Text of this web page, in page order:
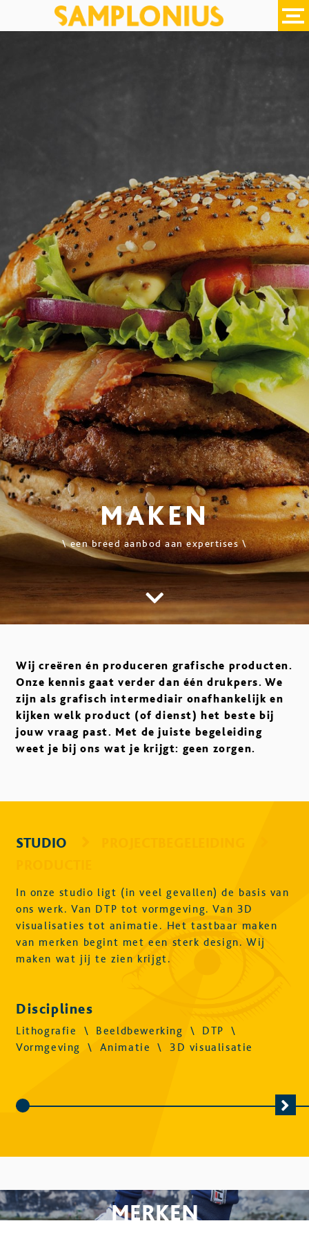
MAKEN
\ een breed aanbod aan expertises \
Wij creëren én produceren grafische producten.
Onze kennis gaat verder dan één drukpers. We
zijn als grafisch intermediair onafhankelijk en
kijken welk product (of dienst) het beste bij
jouw vraag past. Met de juiste begeleiding
weet je bij ons wat je krijgt: geen zorgen.
STUDIO
In onze studio ligt (in veel gevallen) de basis van
ons werk. Van DTP tot vormgeving. Van 3D
visualisaties tot animatie. Het tastbaar maken
van merken begint met een sterk design. Wij
maken wat jij te zien krijgt.
Disciplines
Lithografie \ Beeldbewerking \ DTP
\
Vormgeving
\ Animatie \ 3D visualisatie
MERKEN